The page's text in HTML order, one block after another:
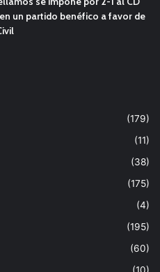
un partido benéfico a favor de
(179)
(11)
(38)
(175)
(4)
(195)
(60)
(10)